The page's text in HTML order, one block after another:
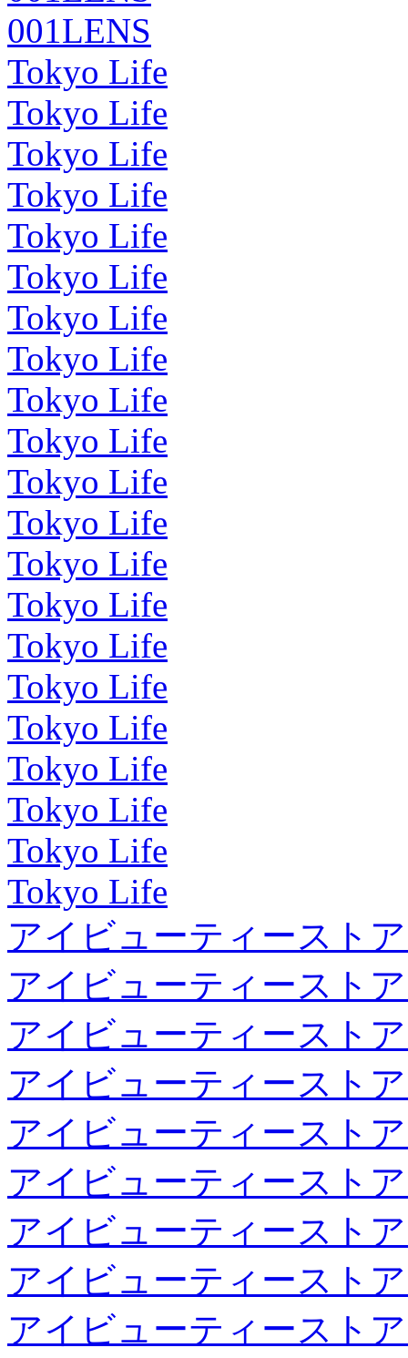
001LENS
Tokyo Life
Tokyo Life
Tokyo Life
Tokyo Life
Tokyo Life
Tokyo Life
Tokyo Life
Tokyo Life
Tokyo Life
Tokyo Life
Tokyo Life
Tokyo Life
Tokyo Life
Tokyo Life
Tokyo Life
Tokyo Life
Tokyo Life
Tokyo Life
Tokyo Life
Tokyo Life
Tokyo Life
アイビューティースト
アイビューティースト
アイビューティースト
アイビューティースト
アイビューティースト
アイビューティースト
アイビューティースト
アイビューティースト
アイビューティースト